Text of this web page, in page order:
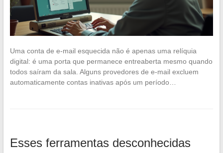
Uma conta de e-mail esquecida não é apenas uma relíquia
digital: é uma porta que permanece entreaberta mesmo quando
todos saíram da sala. Alguns provedores de e-mail excluem
automaticamente contas inativas após um período…
Esses ferramentas desconhecidas